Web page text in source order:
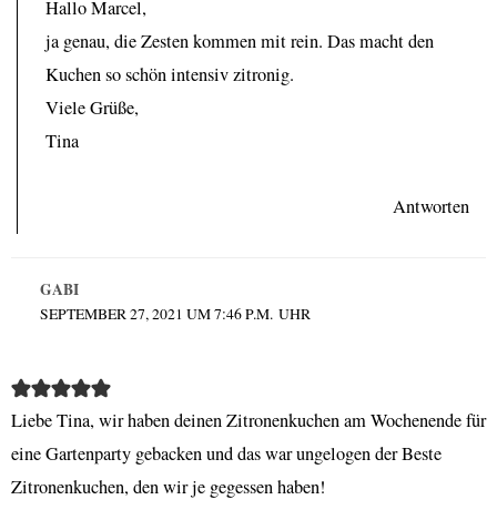
Hallo Marcel,
ja genau, die Zesten kommen mit rein. Das macht den
Kuchen so schön intensiv zitronig.
Viele Grüße,
Tina
Antworten
GABI
SEPTEMBER 27, 2021 UM 7:46 P.M. UHR
Liebe Tina, wir haben deinen Zitronenkuchen am Wochenende für
eine Gartenparty gebacken und das war ungelogen der Beste
Zitronenkuchen, den wir je gegessen haben!